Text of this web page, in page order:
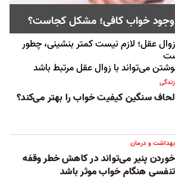
وجود خواب کافی؛ مشکل کجاست؟
عقل؛ لازم نیست کمتر بنشینی، چطور
می‌تواند با زوال عقل مرتبط باشد
زندگی
لحاف سنگین کیفیت خواب را بهتر می‌کند؟
بهداشت و درمان
خوردن پنیر می‌تواند در کاهش خطر وقفه
تنفسی هنگام خواب موثر باشد